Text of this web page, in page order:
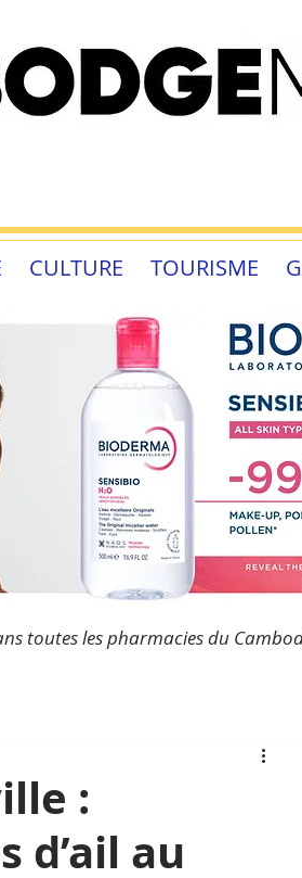
CULTURE TOURISME
toutes les pharmacies du
:
d’ail au